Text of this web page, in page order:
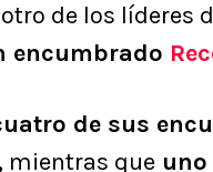
de los líderes
encumbrado
de sus
mientras que uno